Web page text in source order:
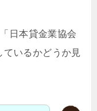
日本貸金業協会
いるかどうか見